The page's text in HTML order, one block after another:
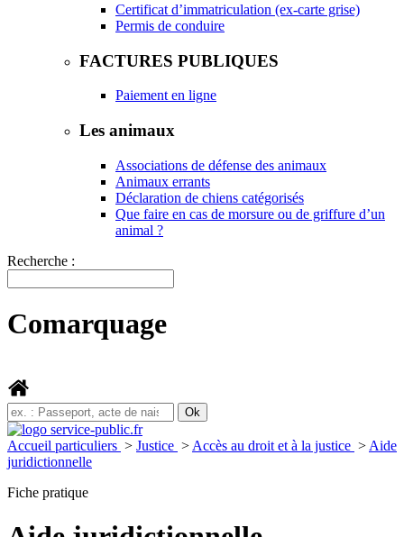
Certificat d’immatriculation (ex-carte grise)
Permis de conduire
FACTURES PUBLIQUES
Paiement en ligne
Les animaux
Associations de défense des animaux
Animaux errants
Déclaration de chiens catégorisés
Que faire en cas de morsure ou de griffure d’un
animal ?
Recherche :
Comarquage
Accueil particuliers > Justice > Accès au droit et à la justice > Aide
juridictionnelle
Fiche pratique